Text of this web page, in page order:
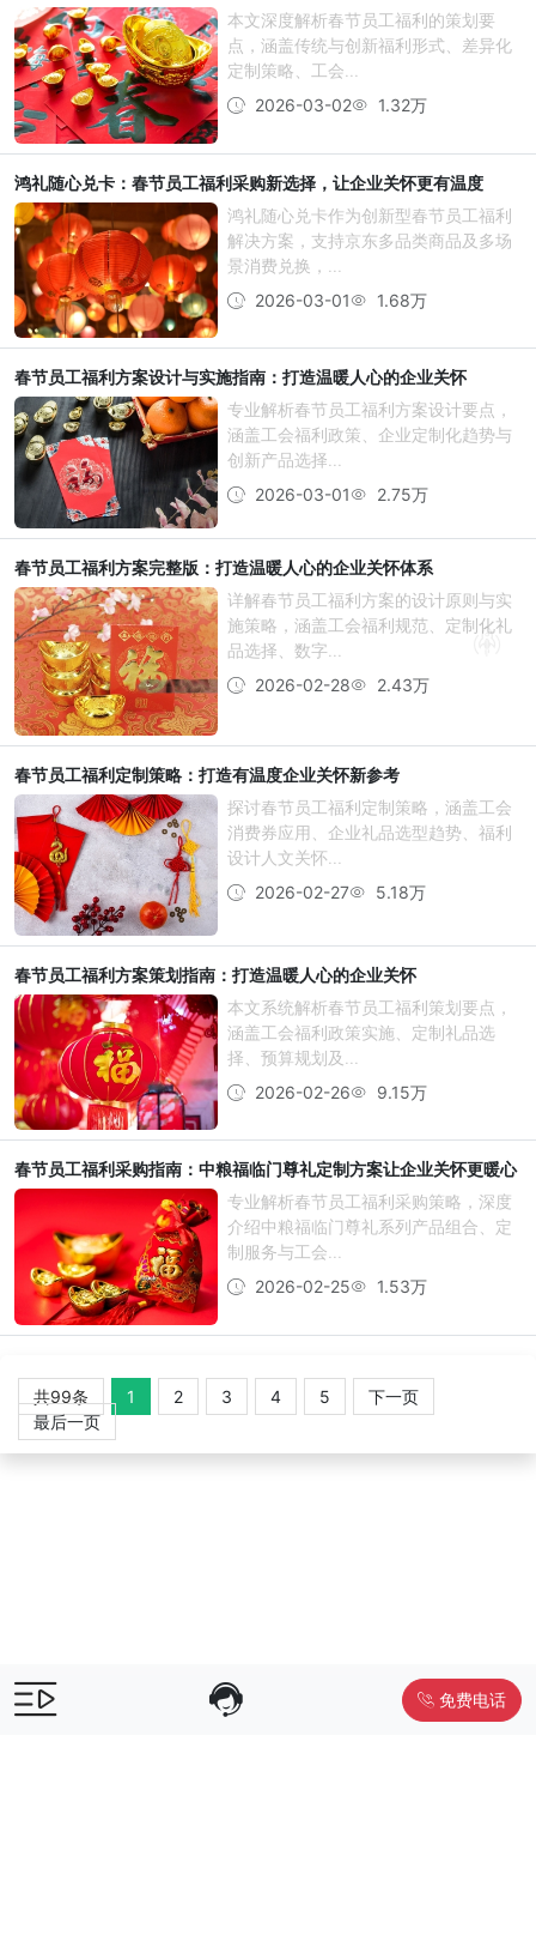
本文深度解析春节员工福利的策划要
点，涵盖传统与创新福利形式、差异化
定制策略、工会...
2026-03-02
1.32万
鸿礼随心兑卡：春节员工福利采购新选择，让企业关怀更有温度
鸿礼随心兑卡作为创新型春节员工福利
解决方案，支持京东多品类商品及多场
景消费兑换，...
2026-03-01
1.68万
春节员工福利方案设计与实施指南：打造温暖人心的企业关怀
专业解析春节员工福利方案设计要点，
涵盖工会福利政策、企业定制化趋势与
创新产品选择...
2026-03-01
2.75万
春节员工福利方案完整版：打造温暖人心的企业关怀体系
详解春节员工福利方案的设计原则与实
施策略，涵盖工会福利规范、定制化礼
品选择、数字...
2026-02-28
2.43万
春节员工福利定制策略：打造有温度企业关怀新参考
探讨春节员工福利定制策略，涵盖工会
消费券应用、企业礼品选型趋势、福利
设计人文关怀...
2026-02-27
5.18万
春节员工福利方案策划指南：打造温暖人心的企业关怀
本文系统解析春节员工福利策划要点，
涵盖工会福利政策实施、定制礼品选
择、预算规划及...
2026-02-26
9.15万
春节员工福利采购指南：中粮福临门尊礼定制方案让企业关怀更暖心
专业解析春节员工福利采购策略，深度
介绍中粮福临门尊礼系列产品组合、定
制服务与工会...
2026-02-25
1.53万
共99条 1 2 3 4 5
下一页
最后一页
免费电话